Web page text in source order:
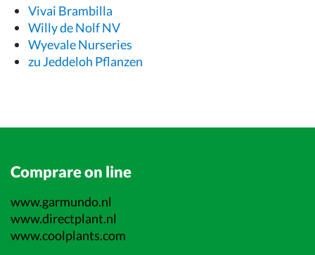
Vivai Brambilla
Willy de Nolf NV
Wyevale Nurseries
zu Jeddeloh Pflanzen
Comprare on line
www.garmundo.nl
www.directplant.nl
www.coolplants.com